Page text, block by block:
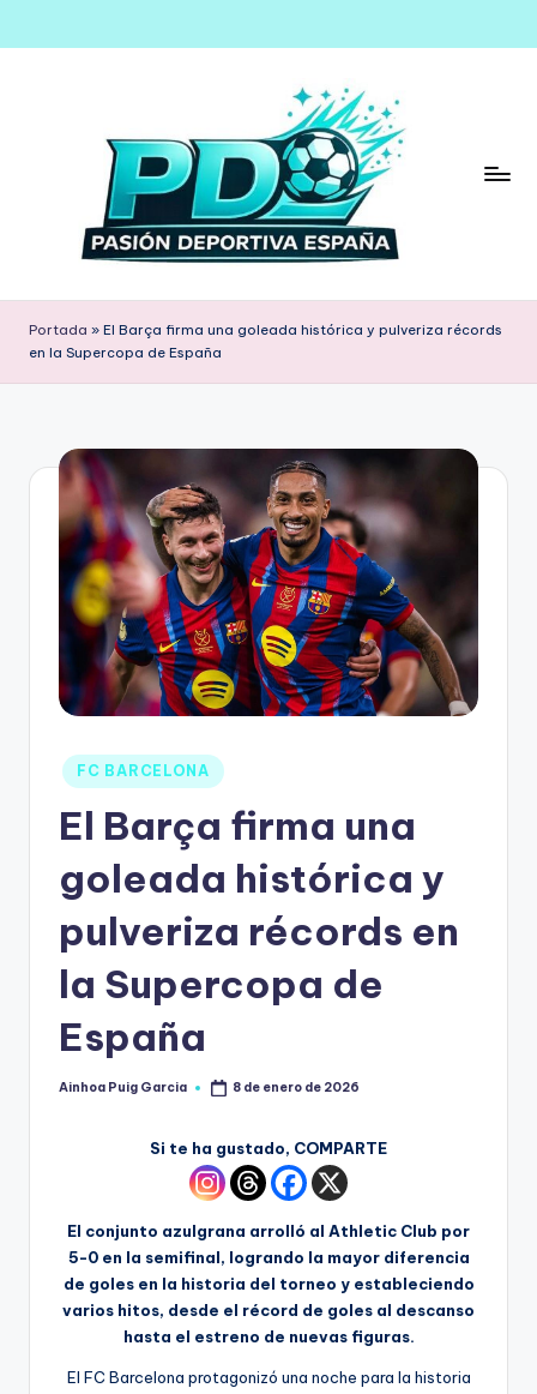
Saltar
Portada » El Barça firma una goleada histórica y pulveriza récords
en la Supercopa de España
FC BARCELONA
El Barça firma una
goleada histórica y
pulveriza récords en
la Supercopa de
España
Ainhoa Puig Garcia 8 de enero de 2026
Si te ha gustado, COMPARTE
El conjunto azulgrana arrolló al Athletic Club por
5-0 en la semifinal, logrando la mayor diferencia
de goles en la historia del torneo y estableciendo
varios hitos, desde el récord de goles al descanso
hasta el estreno de nuevas figuras.
El FC Barcelona protagonizó una noche para la historia